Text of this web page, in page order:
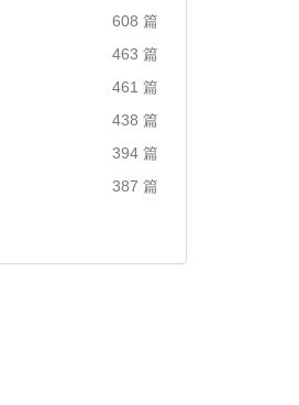
608 篇
463 篇
461 篇
438 篇
394 篇
387 篇